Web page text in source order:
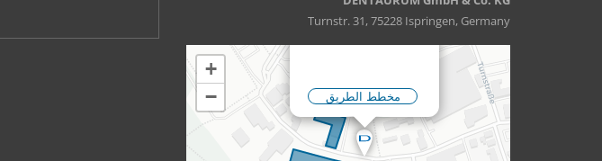
Turnstr. 31, 75228 Ispringen, Germany